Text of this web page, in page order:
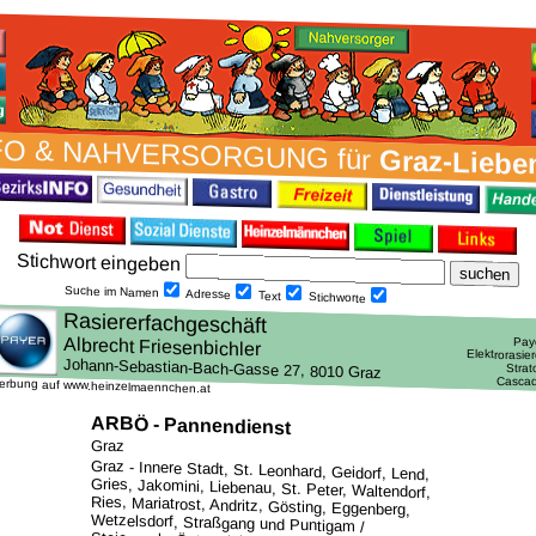
& NAH­VER­SORG­UNG fürGraz-
Stich­wort ein­geben
Suche im Namen Adresse Text Stich­worte
auf www.heinzelmaennchen.at
ARBÖ - Pannendienst
Graz
Graz - Innere Stadt, St. Leonhard, Geidorf, Lend,
Gries, Jakomini, Liebenau, St. Peter, Waltendorf,
Ries, Mariatrost, Andritz, Gösting, Eggenberg,
Wetzelsdorf, Straßgang und Puntigam /